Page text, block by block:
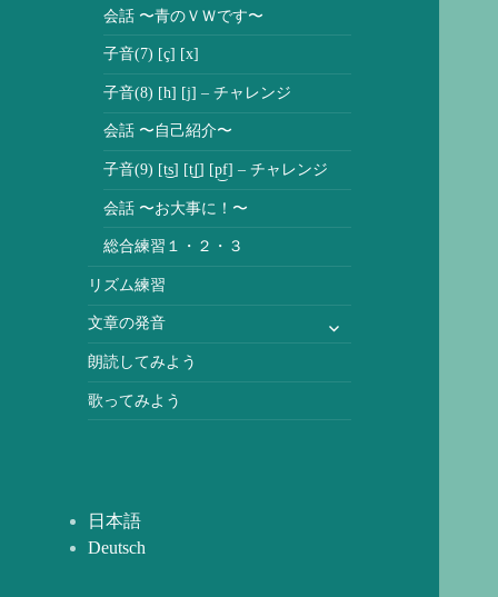
会話 〜青のＶＷです〜
子音(7) [ç] [x]
子音(8) [h] [j] – チャレンジ
会話 〜自己紹介〜
子音(9) [t͜s] [t͜ʃ] [p͜f] – チャレンジ
会話 〜お大事に！〜
総合練習１・２・３
リズム練習
文章の発音
サ
ブ
ュ
朗読してみよう
歌ってみよう
日本語
Deutsch